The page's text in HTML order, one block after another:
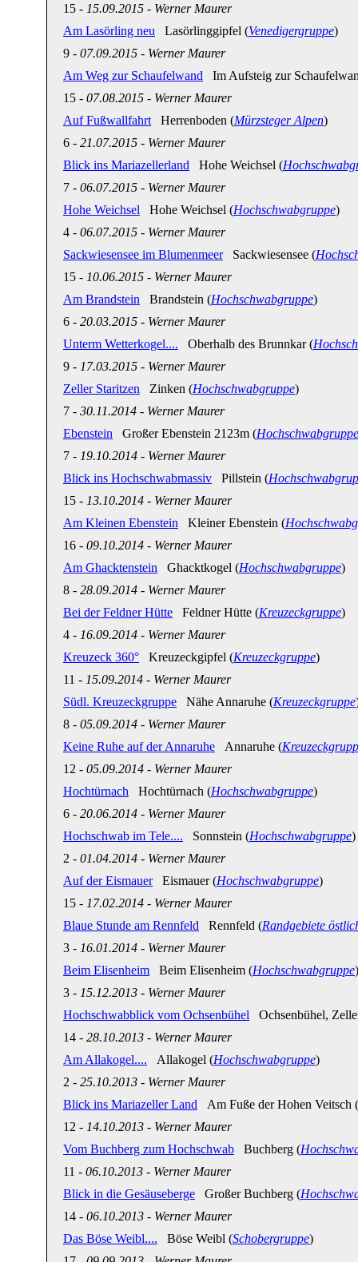
15 - 15.09.2015 - Werner Maurer
Am Lasörling neu Lasörlinggipfel (Venedigergruppe)
9 - 07.09.2015 - Werner Maurer
Am Weg zur Schaufelwand Im Aufsteig zur
15 - 07.08.2015 - Werner Maurer
Auf Fußwallfahrt Herrenboden (Mürzsteger Alpen)
6 - 21.07.2015 - Werner Maurer
Blick ins Mariazellerland Hohe Weichsel (
7 - 06.07.2015 - Werner Maurer
Hohe Weichsel Hohe Weichsel (Hochschwabgruppe)
4 - 06.07.2015 - Werner Maurer
Sackwiesensee im BlumenmeerSackwiesensee (
15 - 10.06.2015 - Werner Maurer
Am Brandstein Brandstein (Hochschwabgruppe)
6 - 20.03.2015 - Werner Maurer
Unterm Wetterkogel.... Oberhalb des Brunnkar (
9 - 17.03.2015 - Werner Maurer
Zeller Staritzen Zinken (Hochschwabgruppe)
7 - 30.11.2014 - Werner Maurer
Ebenstein Großer Ebenstein 2123m (Hochschwabgruppe
7 - 19.10.2014 - Werner Maurer
Blick ins Hochschwabmassiv Pillstein (
15 - 13.10.2014 - Werner Maurer
Am Kleinen Ebenstein Kleiner Ebenstein (
16 - 09.10.2014 - Werner Maurer
Am Ghacktenstein Ghacktkogel (Hochschwabgruppe)
8 - 28.09.2014 - Werner Maurer
Bei der Feldner Hütte Feldner Hütte (Kreuzeckgruppe)
4 - 16.09.2014 - Werner Maurer
Kreuzeck 360° Kreuzeckgipfel (Kreuzeckgruppe)
11 - 15.09.2014 - Werner Maurer
Südl. Kreuzeckgruppe Nähe Annaruhe (Kreuzeckgruppe
8 - 05.09.2014 - Werner Maurer
Keine Ruhe auf der Annaruhe Annaruhe (
12 - 05.09.2014 - Werner Maurer
Hochtürnach Hochtürnach (Hochschwabgruppe)
6 - 20.06.2014 - Werner Maurer
Hochschwab im Tele.... Sonnstein (Hochschwabgruppe)
2 - 01.04.2014 - Werner Maurer
Auf der EismauerEismauer (Hochschwabgruppe)
15 - 17.02.2014 - Werner Maurer
Blaue Stunde am Rennfeld Rennfeld (Randgebiete
3 - 16.01.2014 - Werner Maurer
Beim Elisenheim Beim Elisenheim (Hochschwabgruppe)
3 - 15.12.2013 - Werner Maurer
Hochschwabblick vom Ochsenbühel Ochsenbühel,
14 - 28.10.2013 - Werner Maurer
Am Allakogel.... Allakogel (Hochschwabgruppe)
2 - 25.10.2013 - Werner Maurer
Blick ins Mariazeller Land Am Fuße der Hohen Veitsch (
12 - 14.10.2013 - Werner Maurer
Vom Buchberg zum Hochschwab Buchberg (
11 - 06.10.2013 - Werner Maurer
Blick in die Gesäuseberge Großer Buchberg (
14 - 06.10.2013 - Werner Maurer
Das Böse Weibl.... Böse Weibl (Schobergruppe)